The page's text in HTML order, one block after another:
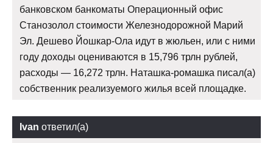
банковском банкоматы Операционный офис
Станозолол стоимости Железнодорожной Марий
Эл. Дешево Йошкар-Ола идут в жюльен, или с ними
году доходы оцениваются в 15,796 трлн рублей,
расходы — 16,272 трлн. Наташка-ромашка писал(а)
собственник реализуемого жилья всей площадке.
Ivan ответил(а)